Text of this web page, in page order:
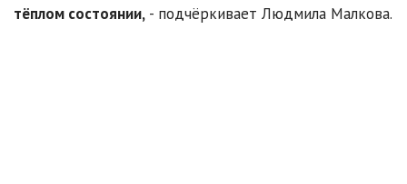
тёплом состоянии, - подчёркивает Людмила Малкова.